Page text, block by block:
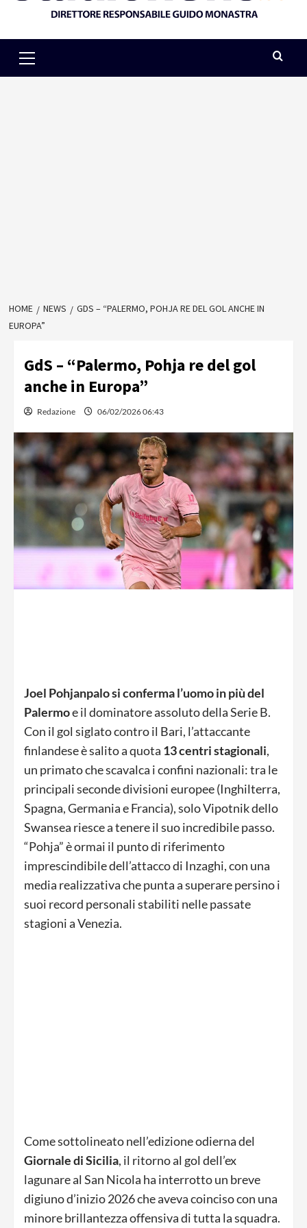
Menu
HOME NEWS
GDS – “PALERMO, POHJA RE DEL GOL ANCHE IN
EUROPA”
GdS – “Palermo, Pohja re del gol
anche in Europa”
Redazione 06/02/2026 06:43
Joel Pohjanpalo si conferma l’uomo in più del
Palermoe il dominatore assoluto della Serie B.
Con il gol siglato contro il Bari, l’attaccante
finlandese è salito a quota 13 centri stagionali,
un primato che scavalca i confini nazionali: tra le
principali seconde divisioni europee (Inghilterra,
Spagna, Germania e Francia), solo Vipotnik dello
Swansea riesce a tenere il suo incredibile passo.
“Pohja” è ormai il punto di riferimento
imprescindibile dell’attacco di Inzaghi, con una
media realizzativa che punta a superare persino i
suoi record personali stabiliti nelle passate
stagioni a Venezia.
Come sottolineato nell’edizione odierna del
Giornale di Sicilia, il ritorno al gol dell’ex
lagunare al San Nicola ha interrotto un breve
digiuno d’inizio 2026 che aveva coinciso con una
minore brillantezza offensiva di tutta la squadra.